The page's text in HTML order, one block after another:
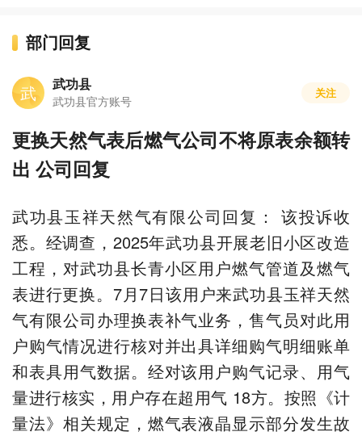
部门回复
武 武功县
武功县官方账号
关注
更换天然气表后燃气公司不将原表余额转
出 公司回复
武功县玉祥天然气有限公司回复： 该投诉收
悉。经调查，2025年武功县开展老旧小区改造
工程，对武功县长青小区用户燃气管道及燃气
表进行更换。7月7日该用户来武功县玉祥天然
气有限公司办理换表补气业务，售气员对此用
户购气情况进行核对并出具详细购气明细账单
和表具用气数据。经对该用户购气记录、用气
量进行核实，用户存在超用气 18方。按照《计
量法》相关规定，燃气表液晶显示部分发生故